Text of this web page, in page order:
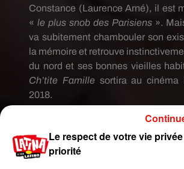
Constance (Laurence Arné), il est
« le plus snob des Parisiens ».
va subitement chambouler son
la mémoire et retrouve
du nord et ses bonnes vieilles
Ch’tite Famillesortira au cinéma
2018.
Le respect de votre vie
priorité